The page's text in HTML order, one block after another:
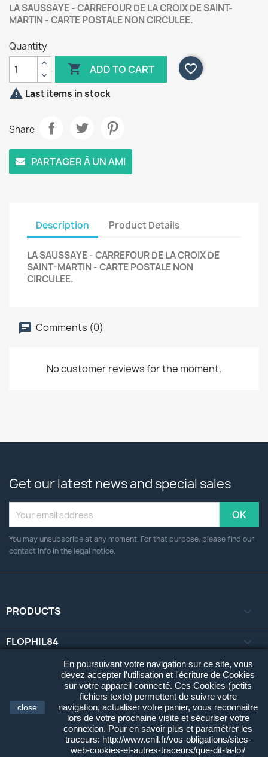
close
En poursuivant votre navigation sur ce site, vous
devez accepter l’utilisation et l'écriture de Cookies
sur votre appareil connecté. Ces Cookies (petits
fichiers texte) permettent de suivre votre
navigation, actualiser votre panier, vous reconnaitre
lors de votre prochaine visite et sécuriser votre
connexion. Pour en savoir plus et paramétrer les
traceurs: http://www.cnil.fr/vos-obligations/sites-
web-cookies-et-autres-traceurs/que-dit-la-loi/
LA SAUSSAYE - CARREFOUR DE LA CROIX DE SAINT-
MARTIN - CARTE POSTALE NON CIRCULEE.
Quantity
 ADD TO CART
favorite_border
 Last items in stock
Share
PARTAGER À UN AMI
Description Product Details
LA SAUSSAYE - CARREFOUR DE LA CROIX DE
SAINT-MARTIN - CARTE POSTALE NON
CIRCULEE.
Comments (0)
No customer reviews for the moment.
Get our latest news and special sales
You may unsubscribe at any moment. For that purpose, please find our
contact info in the legal notice.
PRODUCTS 
FLOPHIL84 
YOUR ACCOUNT 
STORE INFORMATION keyboard_arrow_down
© 2026 - Flophil84 Cartes Postales. Tous Droits Réservés.
Développé parClic'r.